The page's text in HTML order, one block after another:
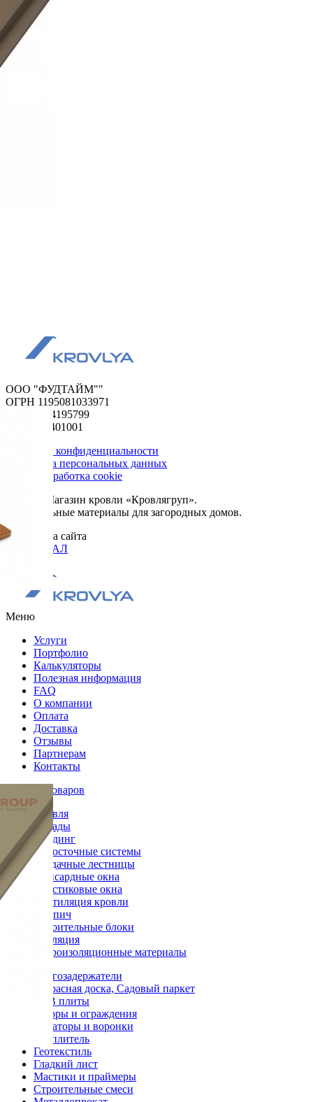
ООО "ФУДТАЙМ""
ОГРН 1195081033971
ИНН 5024195799
КПП 502401001
Политика конфиденциальности
Обработка персональных данных
Сбор и обработка cookie
© 2026. Магазин кровли «Кровлягруп».
Строительные материалы для загородных домов.
Разработка сайта
ОРИГИНАЛ
Меню
Услуги
Портфолио
Калькуляторы
Полезная информация
FAQ
О компании
Оплата
Доставка
Отзывы
Партнерам
Контакты
Каталог товаров
Кровля
Фасады
Сайдинг
Водосточные системы
Чердачные лестницы
Мансардные окна
Пластиковые окна
Вентиляция кровли
Кирпич
Строительные блоки
Изоляция
Гидроизоляционные материалы
Снегозадержатели
Террасная доска, Садовый паркет
OSB плиты
Заборы и ограждения
Аэраторы и воронки
Утеплитель
Геотекстиль
Гладкий лист
Мастики и праймеры
Строительные смеси